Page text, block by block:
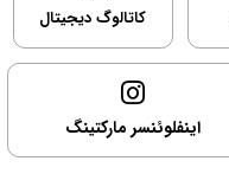
کاتالوگ دیجیتال
اینفلوئنسر مارکتینگ